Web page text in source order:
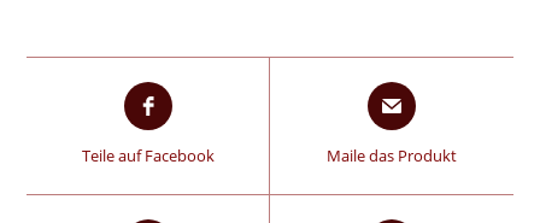
Teile auf Facebook Maile das Produkt